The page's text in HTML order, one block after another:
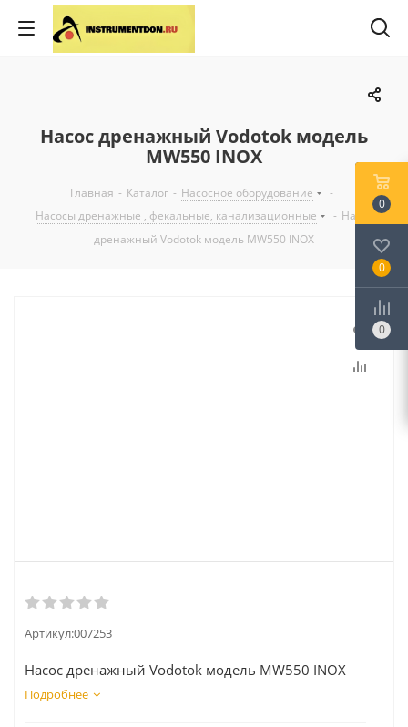
Насос дренажный Vodotok модель
MW550 INOX
Главная - Каталог - Насосное оборудование
-
Насосы дренажные , фекальные, канализационные
- Насос
дренажный Vodotok модель MW550 INOX
Артикул:007253
Насос дренажный Vodotok модель MW550 INOX
Подробнее
0
0
0